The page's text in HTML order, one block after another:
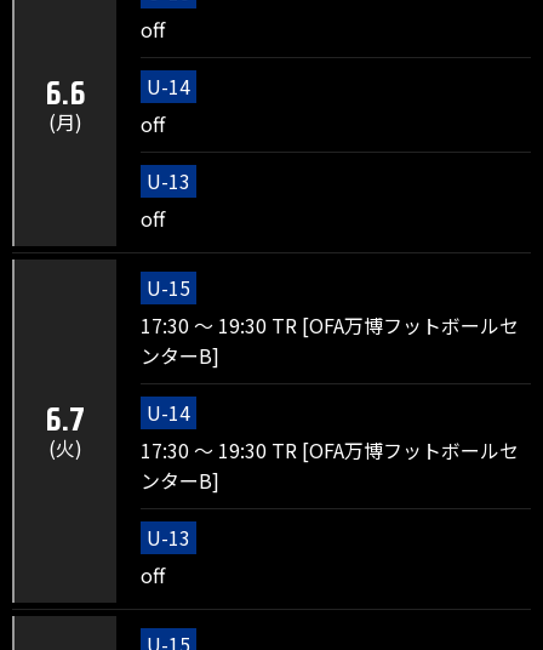
6.6
(月)
off
U-14
off
U-13
off
6.7
(火)
U-15
17:30 ～ 19:30 TR [OFA万博フットボールセ
ンターB]
U-14
17:30 ～ 19:30 TR [OFA万博フットボールセ
ンターB]
U-13
off
U-15